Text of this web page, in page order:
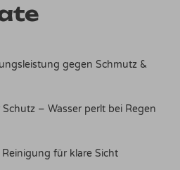
gegen Schmutz &
– Wasser perlt bei Regen
Reinigung für klare Sicht